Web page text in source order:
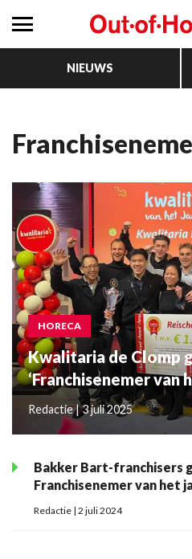
NIEUWS
HORECA
Kwalitaria de Clomp
‘Franchisenemer van
Redactie | 3 juli 2025
Bakker Bart-franchisers
Franchisenemer van het
Redactie | 2 juli 2024